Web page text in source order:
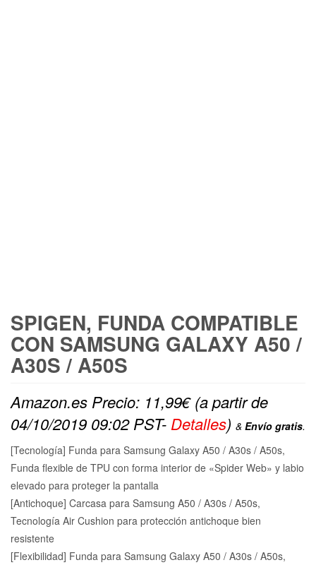
SPIGEN, FUNDA COMPATIBLE
CON SAMSUNG GALAXY A50 /
A30S / A50S
Amazon.es Precio: 11,99€(a partir de
04/10/2019 09:02 PST- Detalles) & Envío gratis.
[Tecnología] Funda para Samsung Galaxy A50 / A30s / A50s,
Funda flexible de TPU con forma interior de «Spider Web» y labio
elevado para proteger la pantalla
[Antichoque] Carcasa para Samsung A50 / A30s / A50s,
Tecnología Air Cushion para protección antichoque bien
resistente
[Flexibilidad] Funda para Samsung Galaxy A50 / A30s / A50s,